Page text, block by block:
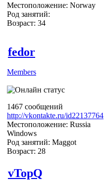
Местоположение: Norway
Род занятий:
Возраст: 34
fedor
Members
1467 сообщений
http://vkontakte.ru/id22137764
Местоположение: Russia
Windows
Род занятий: Maggot
Возраст: 28
vTopQ